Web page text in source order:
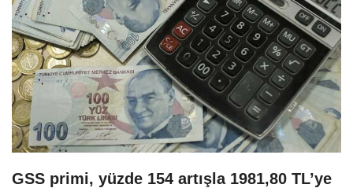
GSS primi, yüzde 154 artışla 1981,80 TL’ye